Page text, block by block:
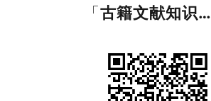
「 古籍文献知识图谱网